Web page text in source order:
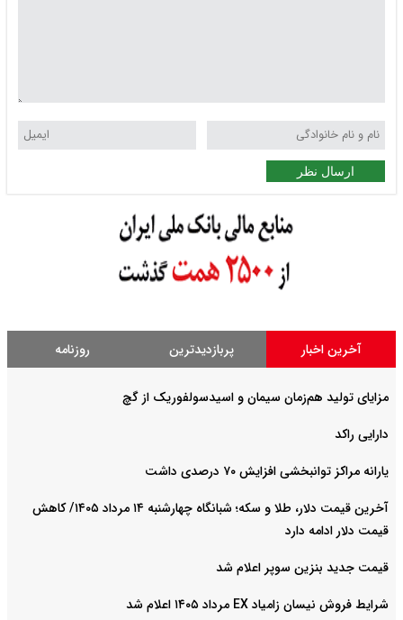
ارسال نظر
آخرین اخبار پربازدیدترین روزنامه
مزایای تولید هم‌زمان سیمان و اسیدسولفوریک از گچ
دارایی راکد
یارانه مراکز توانبخشی افزایش ۷۰ درصدی داشت
آخرین قیمت دلار، طلا و سکه؛ شبانگاه چهارشنبه ۱۴ مرداد ۱۴۰۵/ کاهش
قیمت دلار ادامه دارد
قیمت جدید بنزین سوپر اعلام شد
شرایط فروش نیسان زامیاد EX مرداد ۱۴۰۵ اعلام شد